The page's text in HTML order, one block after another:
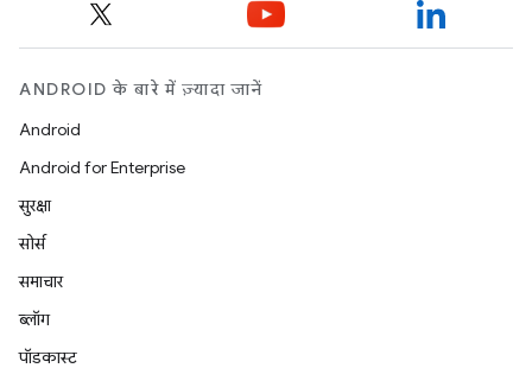
ANDROID के बारे में ज़्यादा जानें
Android
Android for Enterprise
सुरक्षा
सोर्स
समाचार
ब्लॉग
पॉडकास्ट